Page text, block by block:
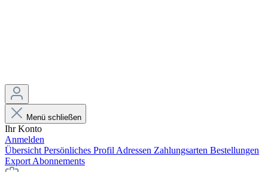
Menü schließen
Ihr Konto
Anmelden
Übersicht Persönliches Profil Adressen Zahlungsarten Bestellungen
Export Abonnements